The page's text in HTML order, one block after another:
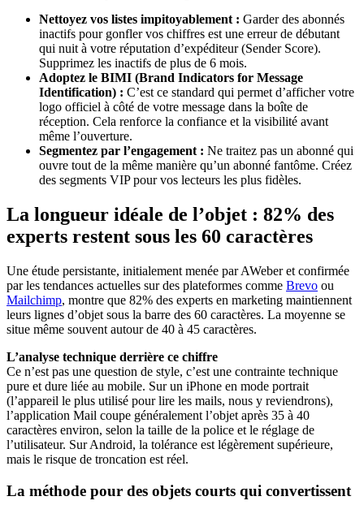
Nettoyez vos listes impitoyablement : Garder des abonnés
inactifs pour gonfler vos chiffres est une erreur de débutant
qui nuit à votre réputation d’expéditeur (Sender Score).
Supprimez les inactifs de plus de 6 mois.
Adoptez le BIMI (Brand Indicators for Message
Identification) : C’est ce standard qui permet d’afficher votre
logo officiel à côté de votre message dans la boîte de
réception. Cela renforce la confiance et la visibilité avant
même l’ouverture.
Segmentez par l’engagement : Ne traitez pas un abonné qui
ouvre tout de la même manière qu’un abonné fantôme. Créez
des segments VIP pour vos lecteurs les plus fidèles.
La longueur idéale de l’objet : 82% des
experts restent sous les 60 caractères
Une étude persistante, initialement menée par AWeber et confirmée
par les tendances actuelles sur des plateformes comme Brevo ou
Mailchimp, montre que 82% des experts en marketing maintiennent
leurs lignes d’objet sous la barre des 60 caractères. La moyenne se
situe même souvent autour de 40 à 45 caractères.
L’analyse technique derrière ce chiffre
Ce n’est pas une question de style, c’est une contrainte technique
pure et dure liée au mobile. Sur un iPhone en mode portrait
(l’appareil le plus utilisé pour lire les mails, nous y reviendrons),
l’application Mail coupe généralement l’objet après 35 à 40
caractères environ, selon la taille de la police et le réglage de
l’utilisateur. Sur Android, la tolérance est légèrement supérieure,
mais le risque de troncation est réel.
La méthode pour des objets courts qui convertissent